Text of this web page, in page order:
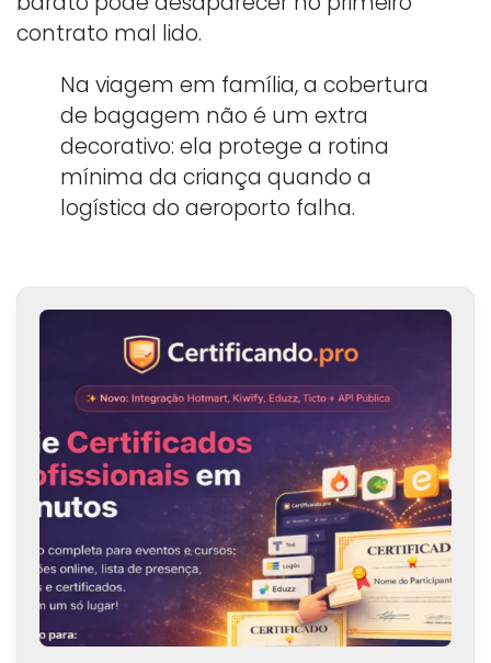
contrato mal lido.
Na viagem em família, a cobertura
de bagagem não é um extra
decorativo: ela protege a rotina
mínima da criança quando a
logística do aeroporto falha.